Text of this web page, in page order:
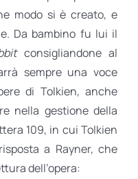
modo si è creato, e
Da bambino fu lui il
consigliandone al
sempre una voce
di Tolkien, anche
nella gestione della
109, in cui Tolkien
a Rayner, che
dell’opera: